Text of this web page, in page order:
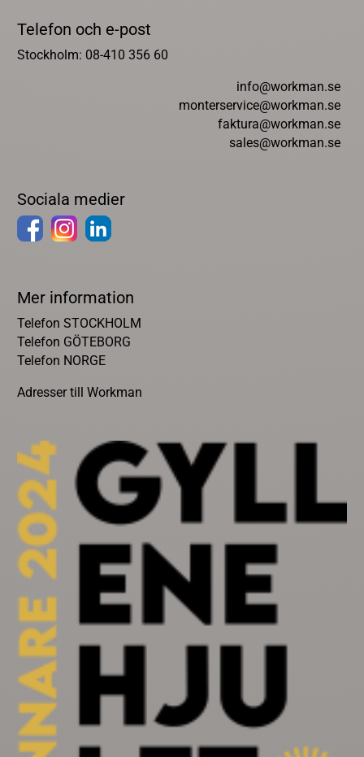
Telefon och e-post
Stockholm: 08-410 356 60
info@workman.se
monterservice@workman.se
faktura@workman.se
sales@workman.se
Sociala medier
Mer information
Telefon STOCKHOLM
Telefon GÖTEBORG
Telefon NORGE
Adresser till Workman